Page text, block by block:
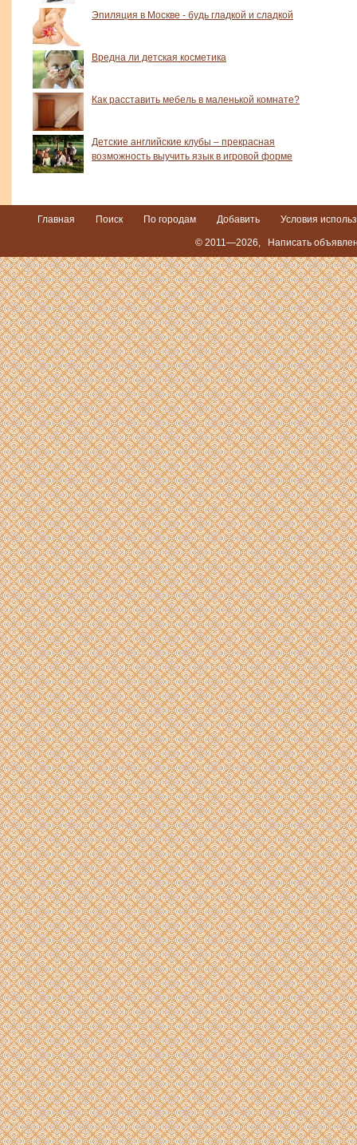
Эпиляция в Москве - будь гладкой и сладкой
Вредна ли детская косметика
Как расставить мебель в маленькой комнате?
Детские английские клубы – прекрасная
возможность выучить язык в игровой форме
Главная Поиск По городам Добавить Условия
© 2011—2026, Написать